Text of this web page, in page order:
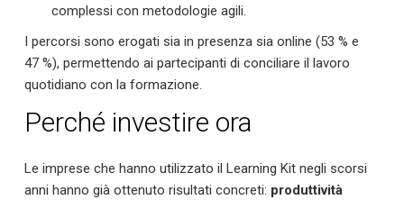
complessi con metodologie agili.
I percorsi sono erogati sia in presenza sia online (53 % e
47 %), permettendo ai partecipanti di conciliare il lavoro
quotidiano con la formazione.
Perché investire ora
Le imprese che hanno utilizzato il Learning Kit negli scorsi
anni hanno già ottenuto risultati concreti: produttività